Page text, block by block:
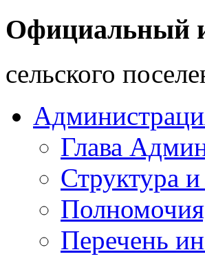
Официальный
cельского
Глава
Структура
Перечень